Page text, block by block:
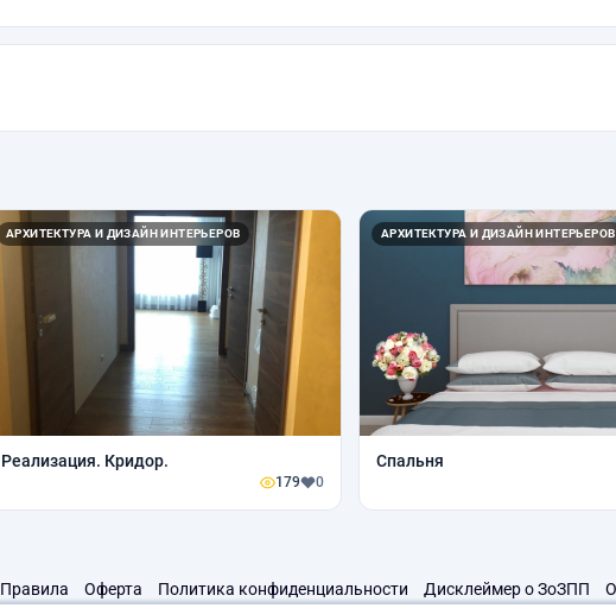
АРХИТЕКТУРА И ДИЗАЙН ИНТЕРЬЕРОВ
Реализация. Кридор.
179 0
АРХИТЕКТУРА И ДИЗАЙН ИНТЕРЬЕРОВ
Спальня
Правила Оферта Политика конфиденциальности Дисклеймер о ЗоЗПП